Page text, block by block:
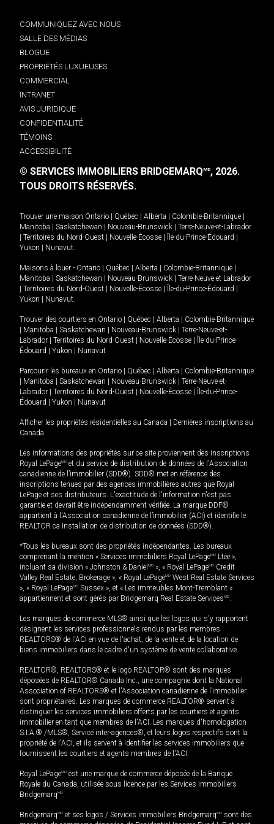
COMMUNIQUEZ AVEC NOUS
SALLE DES MÉDIAS
BLOGUE
PROPRIÉTÉS LUXUEUSES
COMMERCIAL
INTRANET
AVIS JURIDIQUE
CONFIDENTIALITÉ
TÉMOINS
ACCESSIBILITÉ
© SERVICES IMMOBILIERS BRIDGEMARQMD, 2026.
TOUS DROITS RÉSERVÉS.
Trouver une maison Ontario Québec Alberta Colombie-Britannique
Manitoba
Saskatchewan Nouveau-Brunswick
Terre-Neuve-et-Labrador
Territoires du Nord-Ouest Nouvelle-Écosse Île-du-Prince-Édouard
Yukon
Nunavut.
Maisons à louer - Ontario Québec Alberta Colombie-Britannique
Manitoba
Saskatchewan Nouveau-Brunswick
Terre-Neuve-et-Labrador
Territoires du Nord-Ouest Nouvelle-Écosse Île-du-Prince-Édouard
Yukon
Nunavut.
Trouver des courtiers en Ontario Québec Alberta
Colombie-Britannique
Manitoba Saskatchewan Nouveau-Brunswick
Terre-Neuve-et-
Labrador
Territoires du Nord-Ouest Nouvelle-Écosse
Île-du-Prince-
Édouard
Yukon Nunavut
Parcourir les bureaux en Ontario Québec Alberta
Colombie-Britannique
Manitoba Saskatchewan Nouveau-Brunswick
Terre-Neuve-et-
Labrador
Territoires du Nord-Ouest Nouvelle-Écosse
Île-du-Prince-
Édouard
Yukon Nunavut
Afficher les propriétés résidentielles au Canada
Dernières inscriptions au
Canada
Les informations des propriétés sur ce site proviennent des inscriptions
Royal LePageMD et du service de distribution de données de l'Association
canadienne de l’immobilier (SDD®). SDD® met en référence des
inscriptions tenues par des agences immobilières autres que Royal
LePage et ses distributeurs. L'exactitude de l'information n'est pas
garantie et devrait être indépendamment vérifiée. La marque DDF®
appartient à l'Association canadienne de l’immobilier (ACI) et identifie le
REALTOR.ca Installation de distribution de données (SDD®).
*Tous les bureaux sont des propriétés indépendantes. Les bureaux
comprenant la mention « Services immobiliers Royal LePageMD Ltée »,
incluant sa division « Johnston & Daniel MD », « Royal LePageMD Credit
Valley Real Estate, Brokerage », « Royal LePageMD West Real Estate Services
», « Royal LePageMD Sussex », et « Les immeubles Mont-Tremblant »
appartiennent et sont gérés par Bridgemarq Real Estate ServicesMD.
Les marques de commerce MLS® ainsi que les logos qui s'y rapportent
désignent les services professionnels rendus par les membres
REALTORS® de l'ACI en vue de l'achat, de la vente et de la location de
biens immobiliers dans le cadre d'un système de vente collaborative.
REALTOR®, REALTORS® et le logo REALTOR® sont des marques
déposées de REALTOR® Canada Inc., une compagnie dont la National
Association of REALTORS® et l'Association canadienne de l’immobilier
sont propriétaires. Les marques de commerce REALTOR® servent à
distinguer les services immobiliers offerts par les courtiers et agents
immobilier en tant que membres de l'ACI. Les marques d'homologation
S.I.A.® /MLS®, Service inter-agences®, et leurs logos respectifs sont la
propriété de l'ACI, et ils servent à identifier les services immobiliers que
fournissent les courtiers et agents membres de l'ACI.
Royal LePageMD est une marque de commerce déposée de la Banque
Royale du Canada, utilisée sous licence par les Services immobiliers
BridgemarqMD.
BridgemarqMD et ses logos / Services immobiliers BridgemarqMD sont des